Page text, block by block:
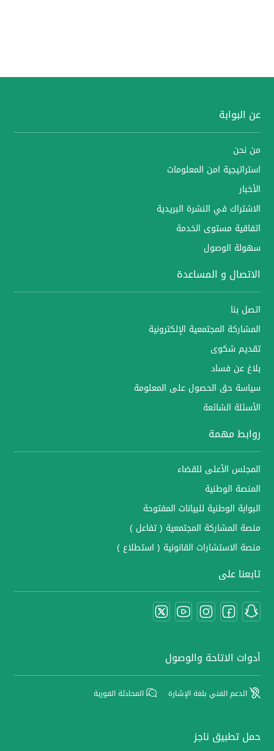
عن البوابة
من نحن
استراتيجية امن المعلومات
الأخبار
الاشتراك في النشرة البريدية
اتفاقية مستوى الخدمة
سهولة الوصول
الاتصال و المساعدة
اتصل بنا
المشاركة المجتمعية الإلكترونية
تقديم شكوى
بلاغ عن فساد
سياسة حق الحصول على المعلومة
الأسئلة الشائعة
روابط مهمة
المجلس الأعلى للقضاء
المنصة الوطنية
البوابة الوطنية للبيانات المفتوحة
منصة المشاركة المجتمعية ( تفاعل )
منصة الاستشارات القانونية ( استطلاع )
تابعنا على
أدوات الاتاحة والوصول
الدعم الفني بلغة الإشارة المحادثة الفورية
حمل تطبيق ناجز